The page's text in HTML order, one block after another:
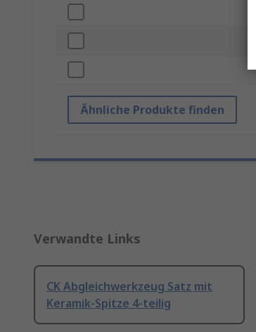
Ähnliche Produkte finden
Verwandte Links
CK Abgleichwerkzeug Satz mit
Keramik-Spitze 4-teilig